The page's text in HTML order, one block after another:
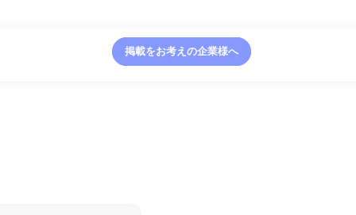
掲載をお考えの企業様へ